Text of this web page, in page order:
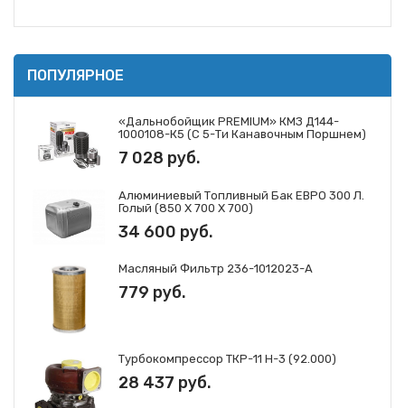
ПОПУЛЯРНОЕ
«Дальнобойщик PREMIUM» КМЗ Д144-
1000108-К5 (с 5-Ти Канавочным Поршнем)
7 028 руб.
Алюминиевый Топливный Бак ЕВРО 300 Л.
Голый (850 Х 700 Х 700)
34 600 руб.
Масляный Фильтр 236-1012023-А
779 руб.
Турбокомпрессор ТКР-11 Н-3 (92.000)
28 437 руб.